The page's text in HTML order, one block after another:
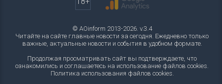
© AOinform 2013-2026. v.3.4
Читайте на сайте главные новости за сегодня. Ежедневно только
важные, актуальные новости и события в удобном формате.
Продолжая просматривать сайт вы подтверждаете, что
ознакомились и соглашаетесь на использование файлов cookies.
Политика использования файлов cookies.